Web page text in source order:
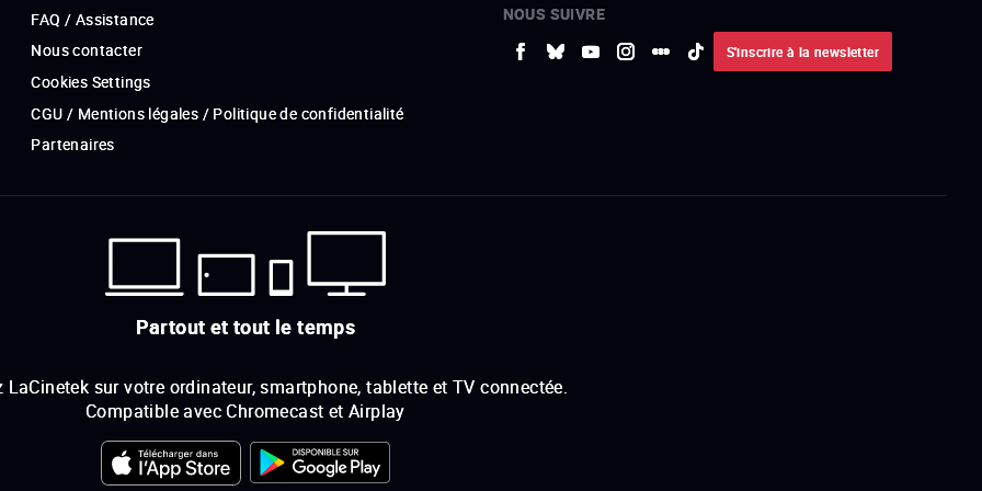
FAQ / Assistance
Nous contacter
Cookies Settings
CGU / Mentions légales / Politique de confidentialité
Partenaires
NOUS SUIVRE
S'inscrire à la newsletter
Partout et tout le temps
LaCinetek sur votre ordinateur, smartphone, tablette et TV connectée.
Compatible avec Chromecast et Airplay